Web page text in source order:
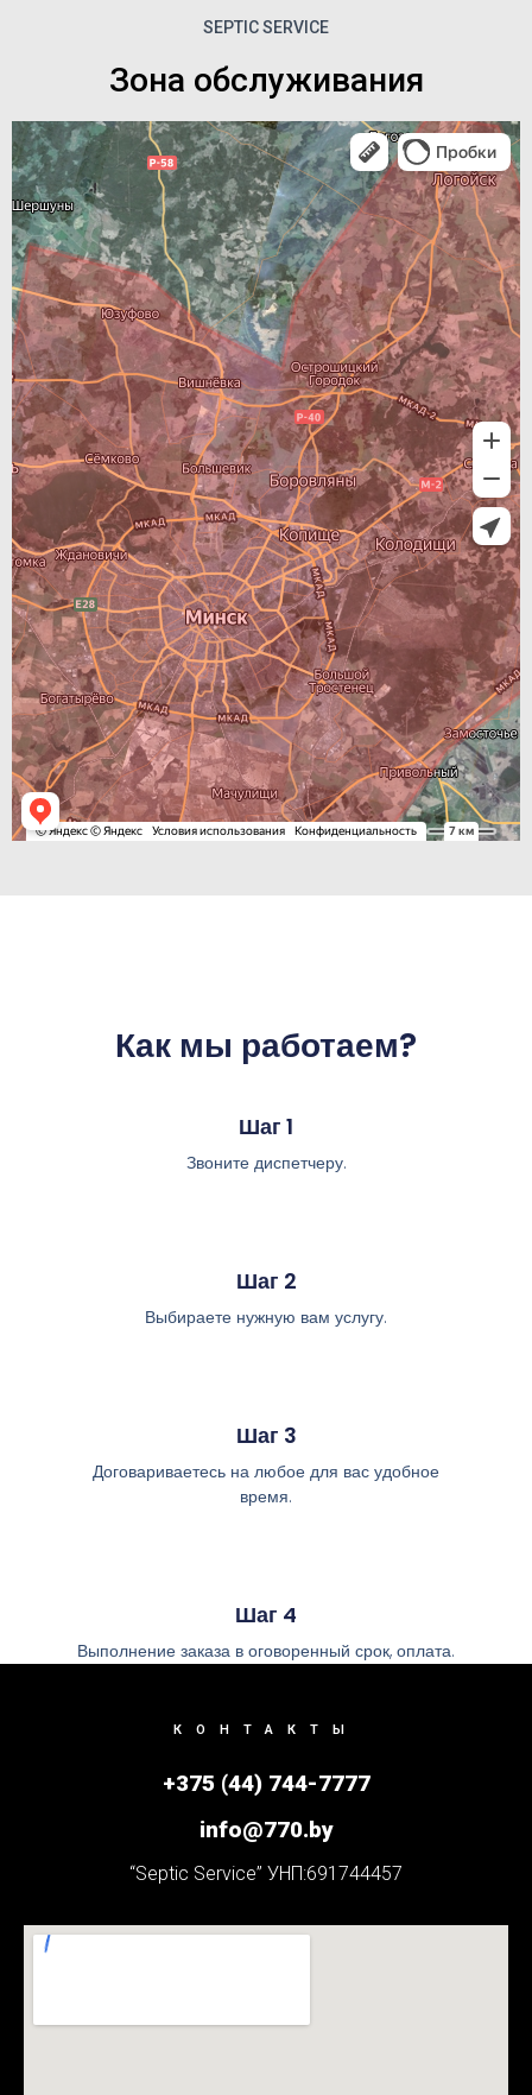
SEPTIC SERVICE
Зона обслуживания
Как мы работаем?
Шаг 1
Звоните диспетчеру.
Шаг 2
Выбираете нужную вам услугу.
Шаг 3
Договариваетесь на любое для вас удобное
время.
Шаг 4
Выполнение заказа в оговоренный срок, оплата.
КОНТАКТЫ
+375 (44) 744-7777
info@770.by
“Septic Service” УНП:691744457